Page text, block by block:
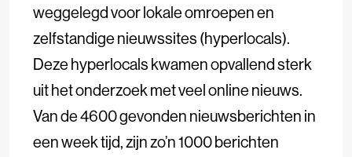
weggelegd voor lokale omroepen en
zelfstandige nieuwssites (hyperlocals).
Deze hyperlocals kwamen opvallend sterk
uit het onderzoek met veel online nieuws.
Van de 4600 gevonden nieuwsberichten in
een week tijd, zijn zo’n 1000 berichten